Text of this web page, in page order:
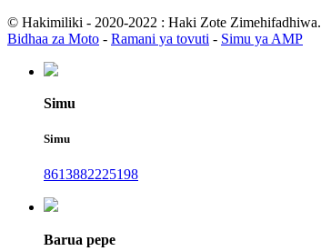
© Hakimiliki - 2020-2022 : Haki Zote Zimehifadhiwa.
Bidhaa za Moto - Ramani ya tovuti - Simu ya AMP
Simu
Simu
8613882225198
Barua pepe